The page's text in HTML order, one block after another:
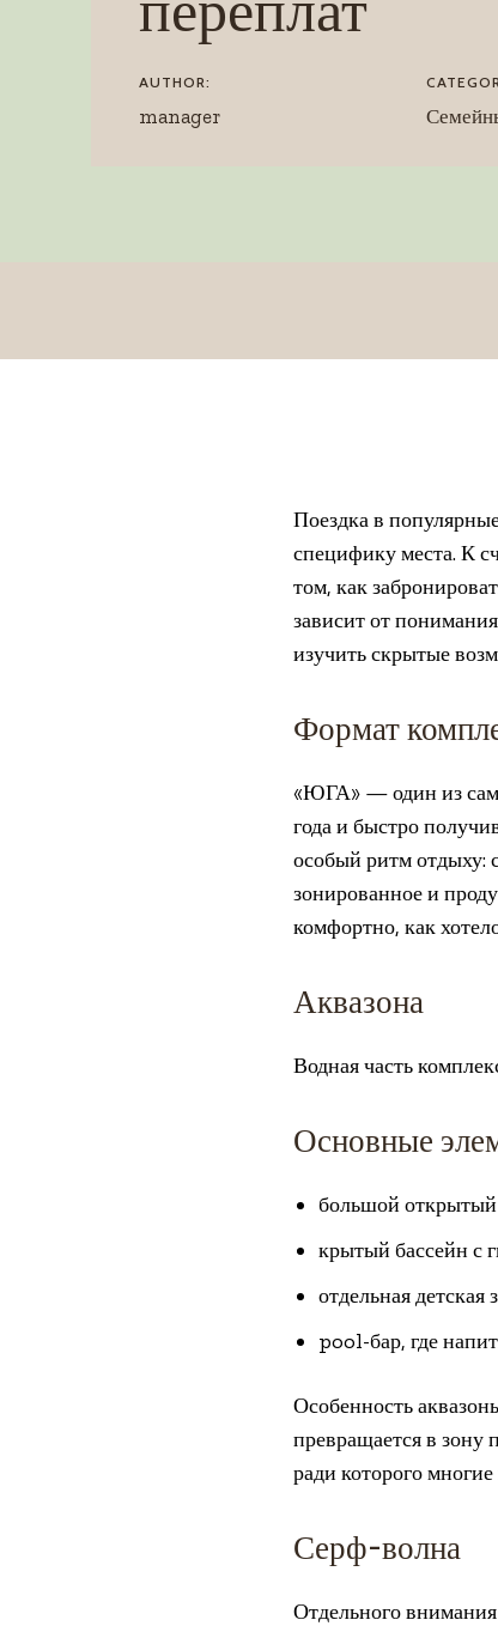
AUTHOR:
manager
Поездка в
специфику места. К
том, как
зависит от
изучить скрытые
Формат
«ЮГА» — один из
года и быстро
особый ритм отдыху:
зонированное и
комфортно, как
Аквазона
Водная часть
Основные
большой открытый
крытый бассейн с
отдельная
pool-бар, где
Особенность
превращается в
ради которого многие
Серф-волна
Отдельного